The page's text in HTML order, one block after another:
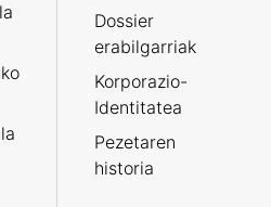
Dossier
erabilgarriak
Korporazio-
Identitatea
Pezetaren
historia